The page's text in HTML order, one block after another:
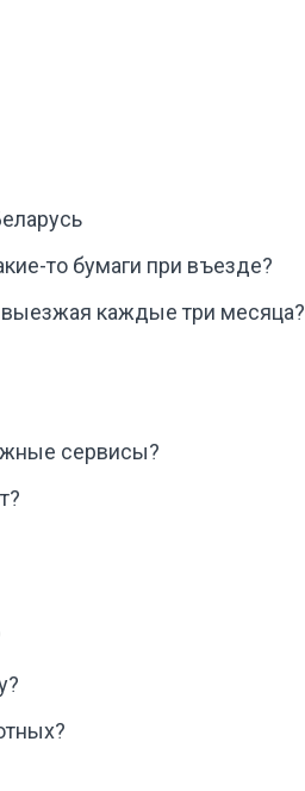
то бумаги при въезде?
каждые три месяца?
сервисы?